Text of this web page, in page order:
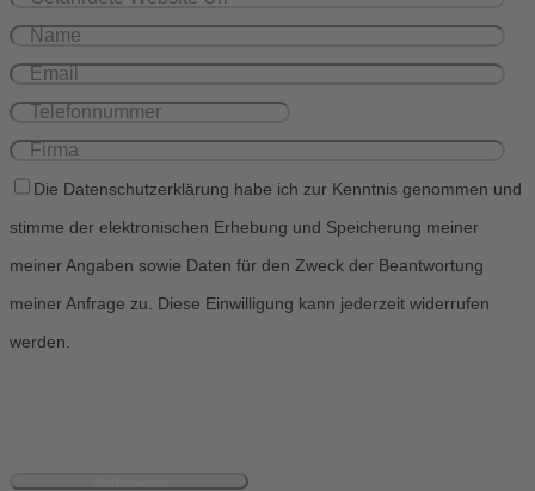
Die Datenschutzerklärung habe ich zur Kenntnis genommen und
stimme der elektronischen Erhebung und Speicherung meiner
meiner Angaben sowie Daten für den Zweck der Beantwortung
meiner Anfrage zu. Diese Einwilligung kann jederzeit widerrufen
werden.